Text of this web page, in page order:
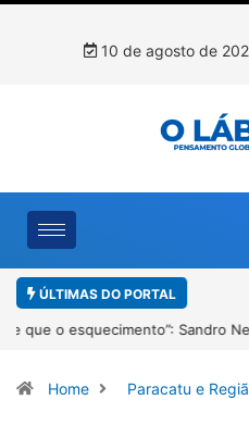
10 de agosto de
ÚLTIMAS DO PORTAL
4º Fliparacatu tem inscrições
Home Paracatu e